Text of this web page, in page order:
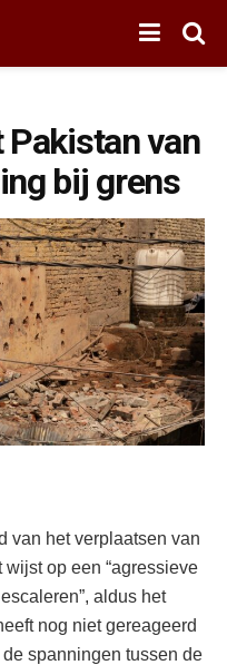
van
bij grens
van het verplaatsen van
op een “agressieve
aldus het
nog niet gereageerd
spanningen tussen de